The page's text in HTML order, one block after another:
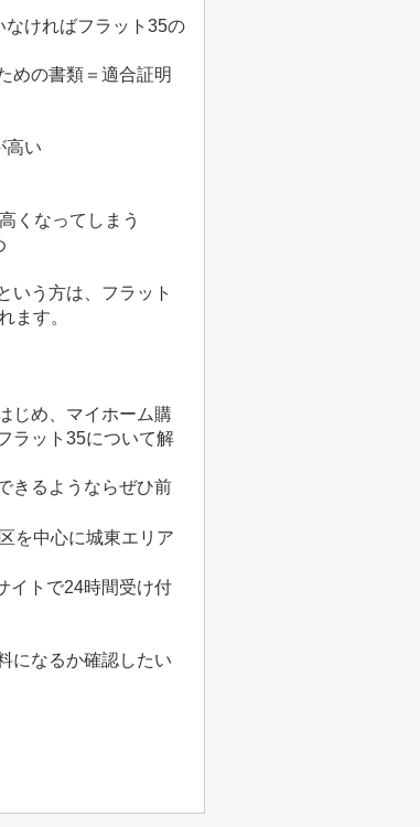
ければフラット35の
めの書類＝適合証明
高い
くなってしまう
いう方は、フラット
ます。
じめ、マイホーム購
ラット35について解
きるようならぜひ前
を中心に城東エリア
イトで24時間受け付
になるか確認したい